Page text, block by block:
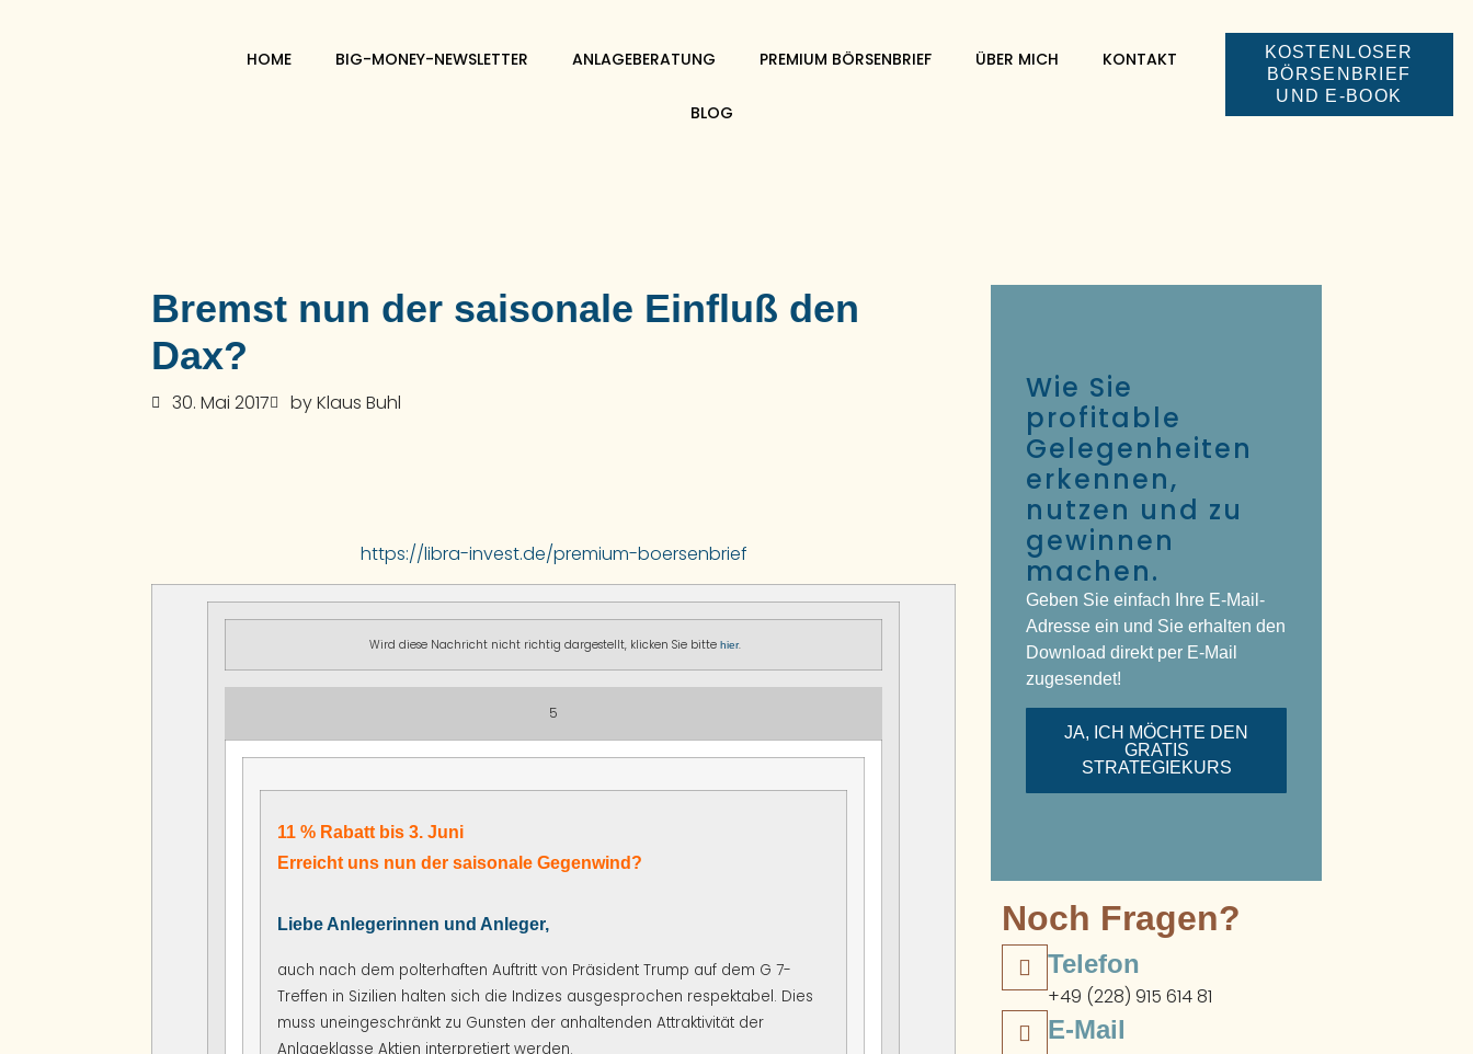
HOME BIG-MONEY-NEWSLETTER ANLAGEBERATUNG PREMIUM BÖRSENBRIEF ÜBER MICH KONTAKT
BLOG
KOSTENLOSER
BÖRSENBRIEF
UND E-BOOK
Bremst nun der saisonale Einfluß den
Dax?
30. Mai 2017 byKlaus Buhl
https://libra-invest.de/premium-boersenbrief
Wird diese Nachricht nicht richtig dargestellt, klicken Sie bitte hier.
5
11 % Rabatt bis 3. Juni
Erreicht uns nun der saisonale Gegenwind?
Liebe Anlegerinnen und Anleger,
auch nach dem polterhaften Auftritt von Präsident Trump auf dem G 7-
Treffen in Sizilien halten sich die Indizes ausgesprochen respektabel. Dies
muss uneingeschränkt zu Gunsten der anhaltenden Attraktivität der
Anlageklasse Aktien interpretiert werden.
Wie Sie
profitable
Gelegenheiten
erkennen,
nutzen und zu
gewinnen
machen.
Geben Sie einfach Ihre E-Mail-
Adresse ein und Sie erhalten den
Download direkt per E-Mail
zugesendet!
JA, ICH MÖCHTE DEN
GRATIS
STRATEGIEKURS
Noch Fragen?
Telefon
+49 (228) 915 614 81
E-Mail